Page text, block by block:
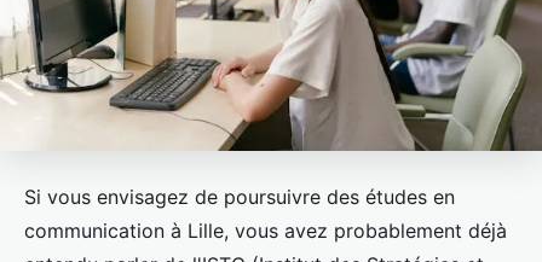
Si vous envisagez de poursuivre des études en
communication à Lille, vous avez probablement déjà